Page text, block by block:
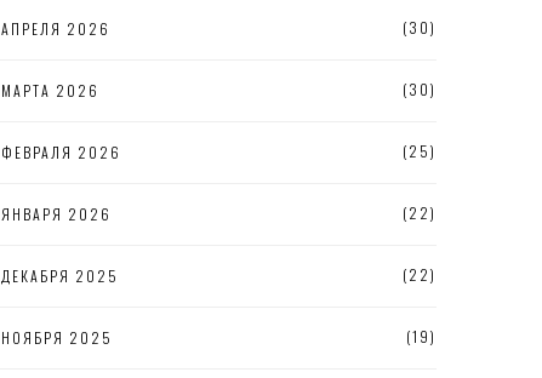
АПРЕЛЯ 2026 (30)
МАРТА 2026 (30)
ФЕВРАЛЯ 2026 (25)
ЯНВАРЯ 2026 (22)
ДЕКАБРЯ 2025 (22)
НОЯБРЯ 2025 (19)